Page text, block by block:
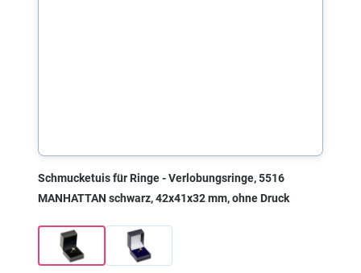
Schmucketuis für Ringe - Verlobungsringe, 5516
MANHATTAN schwarz, 42x41x32 mm, ohne Druck